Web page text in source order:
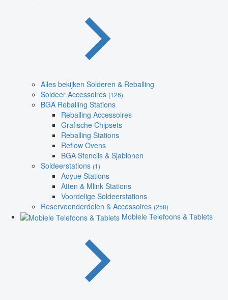
Alles bekijken Solderen & Reballing
Soldeer Accessoires (126)
BGA Reballing Stations
Reballing Accessoires
Grafische Chipsets
Reballing Stations
Reflow Ovens
BGA Stencils & Sjablonen
Soldeerstations (1)
Aoyue Stations
Atten & Mlink Stations
Voordelige Soldeerstations
Reserveonderdelen & Accessoires (258)
Mobiele Telefoons & Tablets